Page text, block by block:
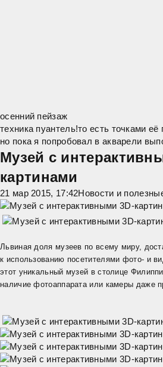
осенний пейзаж
техника пуантель!то есть точками
но пока я попробовал в акварели
очень сложно главное показать
просвет чтобы просвет лучше
Музей с
картинами
21 мар 2015, 17:42Новости и
Львиная доля музеев по всему миру,
к использованию посетителями фото- и
этот уникальный музей в столице
наличие фотоаппарата или камеры даже